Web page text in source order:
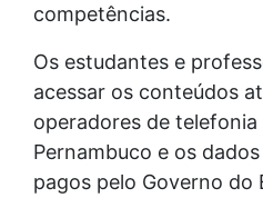
competências.
Os estudantes e
acessar os conteúdos
operadores de telefonia
Pernambuco e os
pagos pelo Governo do